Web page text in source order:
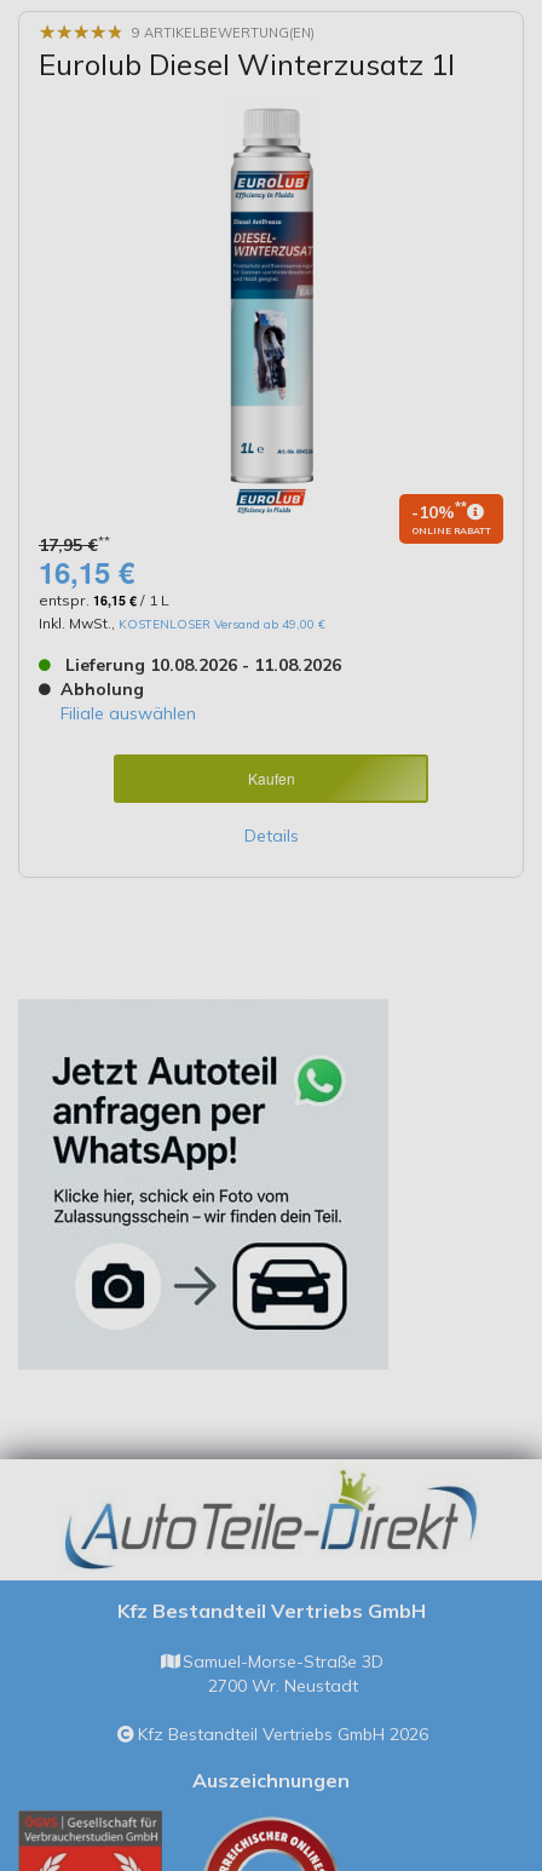
★★★★★
★★★★★ 9 ARTIKELBEWERTUNG(EN)
Eurolub Diesel Winterzusatz 1l
17,95 €**
-10%**
ONLINE RABATT
16,15 €
entspr. 16,15 € / 1 L
Inkl. MwSt., KOSTENLOSER Versand ab 49,00 €
Lieferung 10.08.2026 - 11.08.2026
Abholung
Filiale auswählen
Kaufen
Details
Kfz Bestandteil Vertriebs GmbH
Samuel-Morse-Straße 3D
2700 Wr. Neustadt
Kfz Bestandteil Vertriebs GmbH 2026
Auszeichnungen